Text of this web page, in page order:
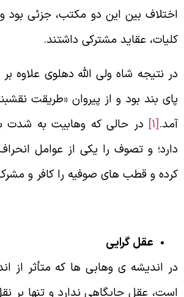
بین این دو مکتب، جزئی بود و
عقاید مشترکی داشتند.
نتیجه شاه ولی الله دهلوی علاوه
بند بود و از پیروان «طریقت
[1] در حالی که وهابیت به شدت
و تصوف را یکی از عوامل
و قطب های صوفیه را کافر و
عقل گرایی
اندیشه ی وهابی ها که متأثر از
عقل جایگاهی ندارد و تنها بر